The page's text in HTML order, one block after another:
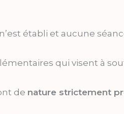
n’est établi et aucune
qui visent à
de nature strictement